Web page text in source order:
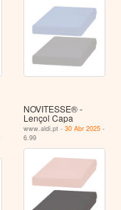
NOVITESSE® -
Lençol Capa
www.aldi.pt -30 Abr 2025 -
6.99